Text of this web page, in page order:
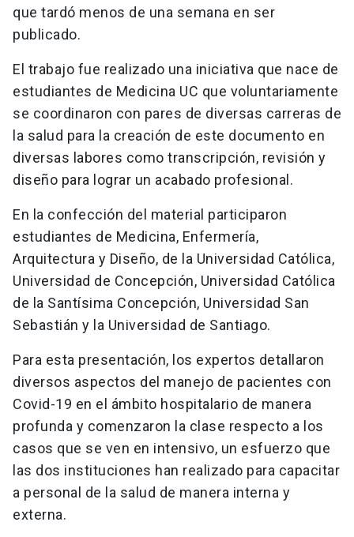
que tardó menos de una semana en ser
publicado.
El trabajo fue realizado una iniciativa que nace de
estudiantes de Medicina UC que voluntariamente
se coordinaron con pares de diversas carreras de
la salud para la creación de este documento en
diversas labores como transcripción, revisión y
diseño para lograr un acabado profesional.
En la confección del material participaron
estudiantes de Medicina, Enfermería,
Arquitectura y Diseño, de la Universidad Católica,
Universidad de Concepción, Universidad Católica
de la Santísima Concepción, Universidad San
Sebastián y la Universidad de Santiago.
Para esta presentación, los expertos detallaron
diversos aspectos del manejo de pacientes con
Covid-19 en el ámbito hospitalario de manera
profunda y comenzaron la clase respecto a los
casos que se ven en intensivo, un esfuerzo que
las dos instituciones han realizado para capacitar
a personal de la salud de manera interna y
externa.